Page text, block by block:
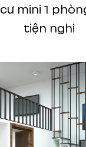
mini 1
tiện nghi